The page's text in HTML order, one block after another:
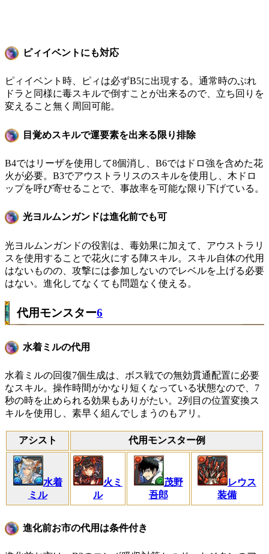
ピィイベントにも対応
ピィイベント時、ピィは必ずB5に出現する。通常時のぷれ
ドラと同様に毒スキルで倒すことが出来るので、立ち回りを
変えること無く周回可能。
目覚めスキルで運要素を出来る限り排除
B4ではリーザを使用して8個消し、B6ではドロ強を含めた花
火が必要。B3でアウストラリスのスキルを使用し、木ドロ
ップを呼び寄せることで、事故率を可能な限り下げている。
光ヨルムンガンドは進化前でも可
光ヨルムンガンドの役割は、毒効果に加えて、アウストラリ
スを使用することで花火にする陣スキル。スキル自体の代用
はないものの、攻撃には参加しないのでレベルを上げる必要
はない。進化してなくても問題なく使える。
代用モンスター6
水着ミルの代用
水着ミルの回復7個生成は、ボス戦での無効貫通配置に必要
なスキル。操作時間がかなり短くなっている状態なので、7
秒の時を止められる効果もありがたい。2列目の位置変換ス
キルを使用し、素早く組んでしまうのもアリ。
アシスト 代用モンスター例
水着
ミル
火ミ
ル
茂野
吾郎
レウス
装備
進化前お市の代用は条件付き